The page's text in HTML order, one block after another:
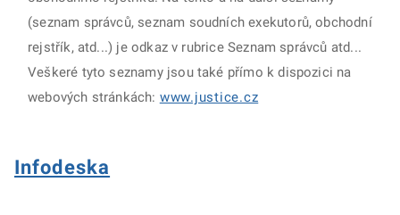
(seznam správců, seznam soudních exekutorů, obchodní
rejstřík, atd...) je odkaz v rubrice Seznam správců atd...
Veškeré tyto seznamy jsou také přímo k dispozici na
webových stránkách: www.justice.cz
Infodeska